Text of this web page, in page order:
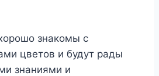
знакомы с
цветов и будут рады
знаниями и